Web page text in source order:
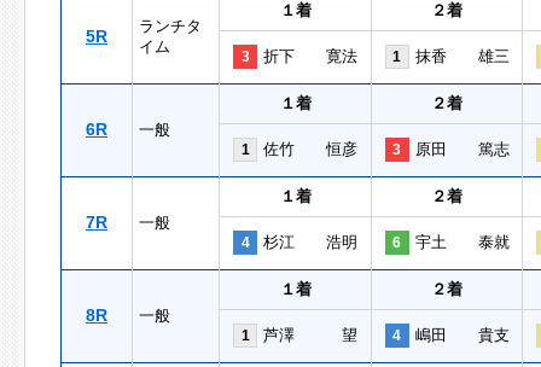
5R
ランチタ
イム
１着 ２着
3 折下 寛法 1 抹香 雄三
6R 一般
１着 ２着
1 佐竹 恒彦 3 原田 篤志
7R 一般
１着 ２着
4 杉江 浩明 6 宇土 泰就
8R 一般
１着 ２着
1 芦澤 望 4 嶋田 貴支